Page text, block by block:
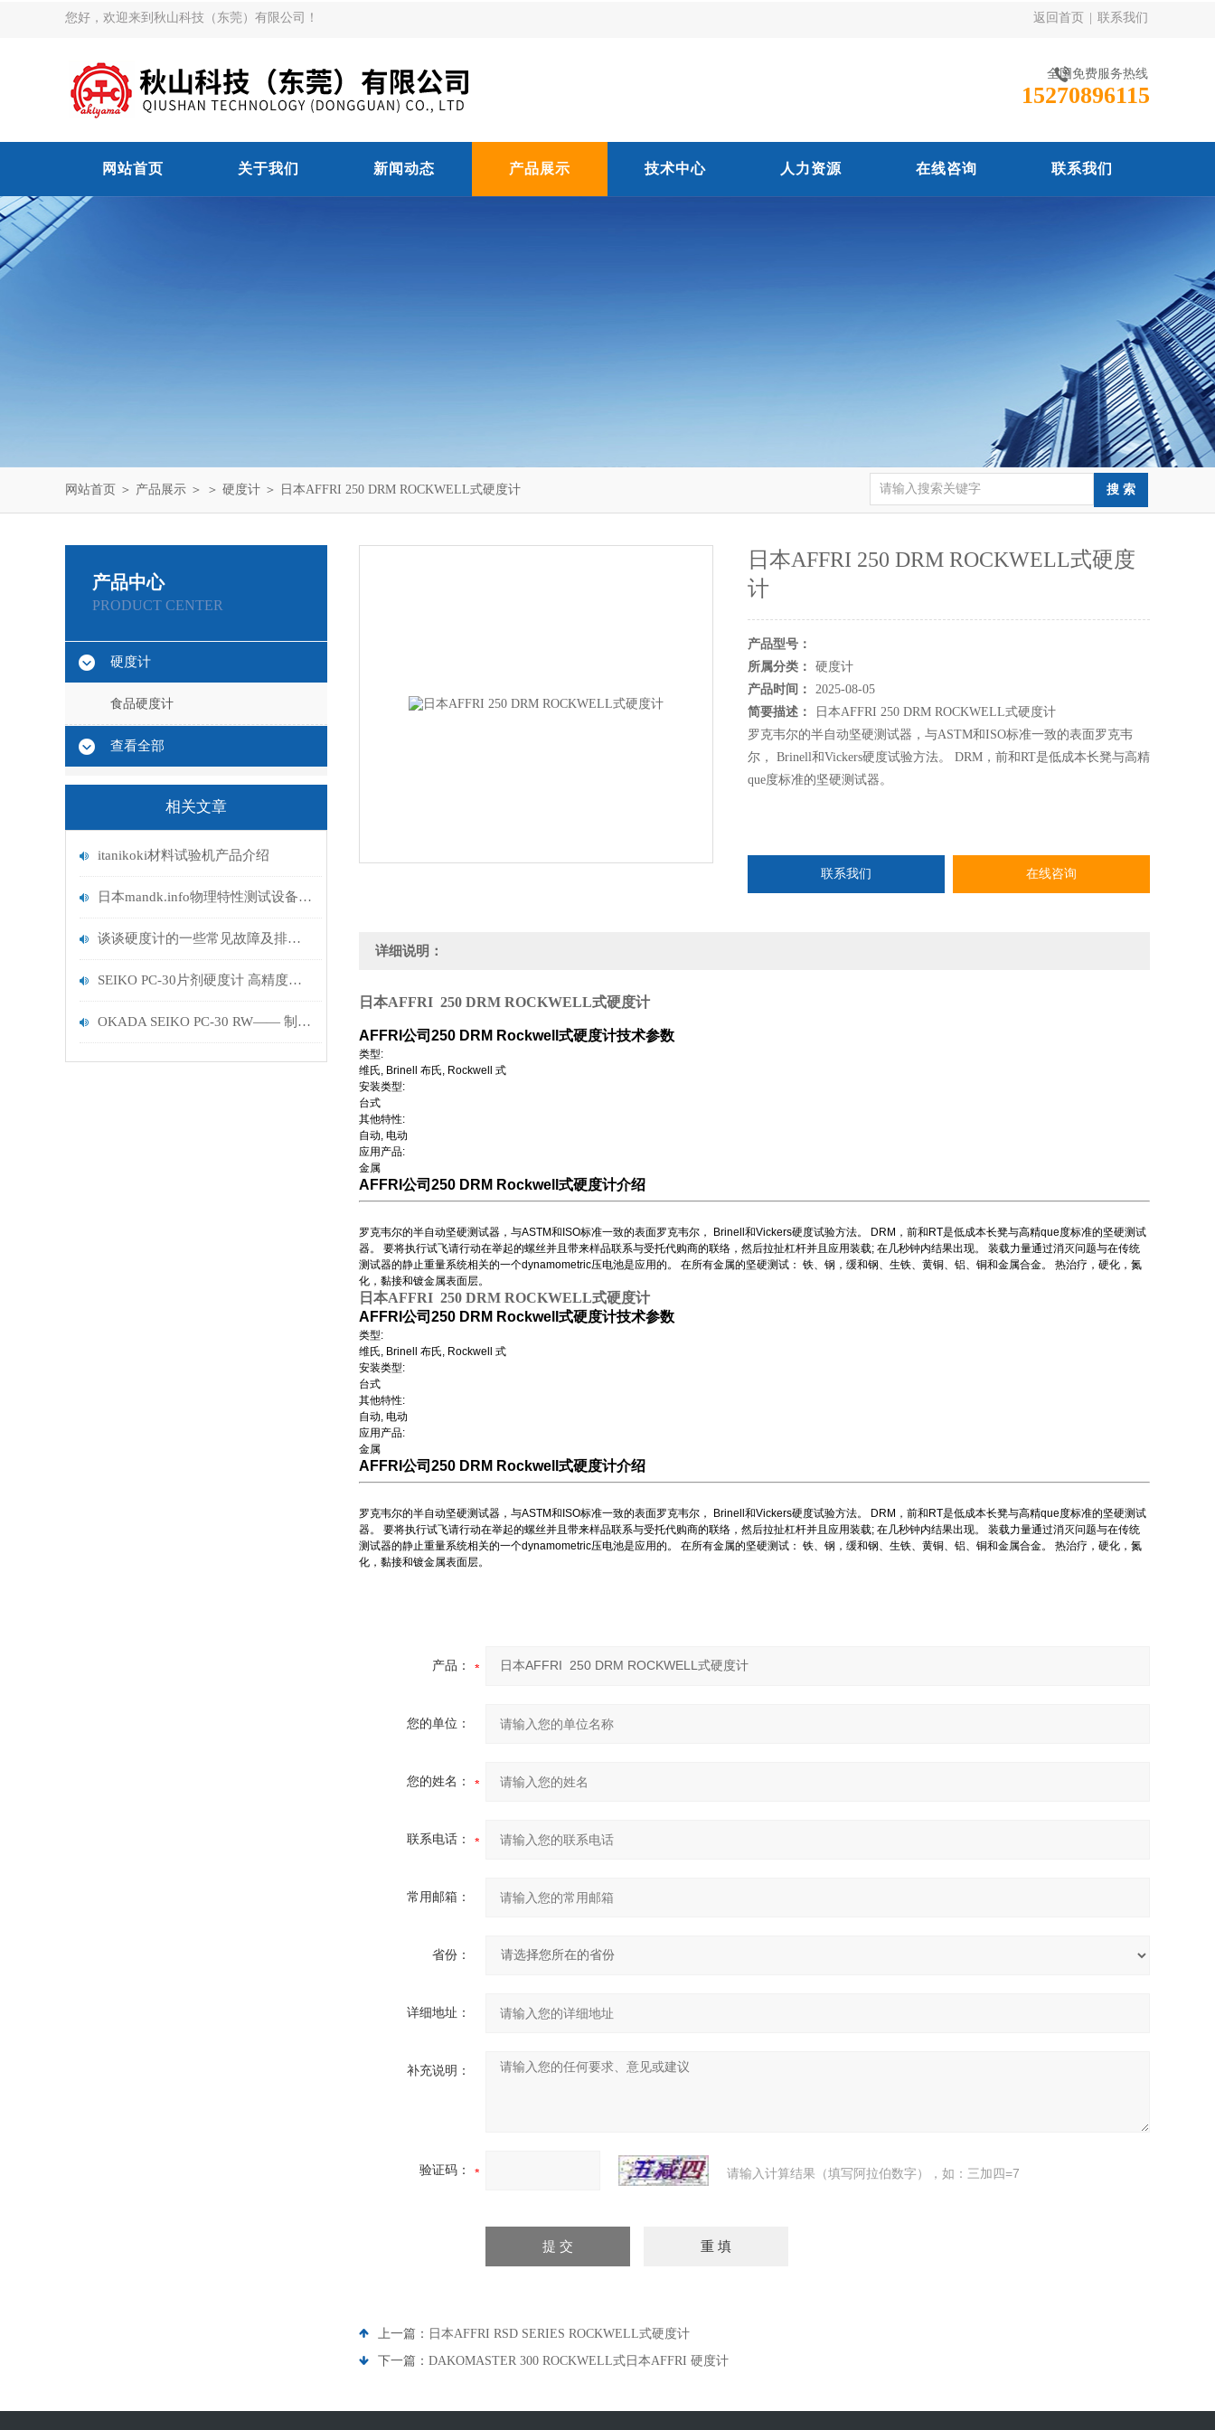
您好，欢迎来到秋山科技（东莞）有限公司！ 返回首页 联系我们
全国免费服务热线
15270896115
网站首页 关于我们 新闻动态 产品展示 技术中心 人力资源 在线咨询 联系我们
网站首页 ＞ 产品展示 ＞ ＞ 硬度计 ＞ 日本AFFRI 250 DRM ROCKWELL式硬度计
产品中心
PRODUCT CENTER
硬度计
食品硬度计
查看全部
相关文章
itanikoki材料试验机产品介绍
日本mandk.info物理特性测试设备介绍
谈谈硬度计的一些常见故障及排除方法
SEIKO PC-30片剂硬度计 高精度便携检测 赋能制药行业品质质控
OKADA SEIKO PC‑30 RW—— 制药行业合规检测优选硬度计
日本AFFRI 250 DRM ROCKWELL式硬度
计
产品型号：
所属分类：
硬度计
产品时间：
2025-08-05
简要描述：
日本AFFRI 250 DRM ROCKWELL式硬度计
罗克韦尔的半自动坚硬测试器，与ASTM和ISO标准一致的表面罗克韦
尔， Brinell和Vickers硬度试验方法。 DRM，前和RT是低成本长凳与高精
que度标准的坚硬测试器。
联系我们 在线咨询
详细说明：
日本AFFRI 250 DRM ROCKWELL式硬度计
AFFRI公司250 DRM Rockwell式硬度计技术参数
类型:
维氏, Brinell 布氏, Rockwell 式
安装类型:
台式
其他特性:
自动, 电动
应用产品:
金属
AFFRI公司250 DRM Rockwell式硬度计介绍
罗克韦尔的半自动坚硬测试器，与ASTM和ISO标准一致的表面罗克韦尔， Brinell和Vickers硬度试验方法。 DRM，前和RT是低成本长凳与高精que度标准的坚硬测试
器。 要将执行试飞请行动在举起的螺丝并且带来样品联系与受托代购商的联络，然后拉扯杠杆并且应用装载; 在几秒钟内结果出现。 装载力量通过消灭问题与在传统
测试器的静止重量系统相关的一个dynamometric压电池是应用的。 在所有金属的坚硬测试： 铁、钢，缓和钢、生铁、黄铜、铝、铜和金属合金。 热治疗，硬化，氮
化，黏接和镀金属表面层。
日本AFFRI 250 DRM ROCKWELL式硬度计
AFFRI公司250 DRM Rockwell式硬度计技术参数
类型:
维氏, Brinell 布氏, Rockwell 式
安装类型:
台式
其他特性:
自动, 电动
应用产品:
金属
AFFRI公司250 DRM Rockwell式硬度计介绍
罗克韦尔的半自动坚硬测试器，与ASTM和ISO标准一致的表面罗克韦尔， Brinell和Vickers硬度试验方法。 DRM，前和RT是低成本长凳与高精que度标准的坚硬测试
器。 要将执行试飞请行动在举起的螺丝并且带来样品联系与受托代购商的联络，然后拉扯杠杆并且应用装载; 在几秒钟内结果出现。 装载力量通过消灭问题与在传统
测试器的静止重量系统相关的一个dynamometric压电池是应用的。 在所有金属的坚硬测试： 铁、钢，缓和钢、生铁、黄铜、铝、铜和金属合金。 热治疗，硬化，氮
化，黏接和镀金属表面层。
产品：
您的单位：
您的姓名：
联系电话：
常用邮箱：
省份：
详细地址：
补充说明：
验证码： 请输入计算结果（填写阿拉伯数字），如：三加四=7
上一篇： 日本AFFRI RSD SERIES ROCKWELL式硬度计
下一篇： DAKOMASTER 300 ROCKWELL式日本AFFRI 硬度计